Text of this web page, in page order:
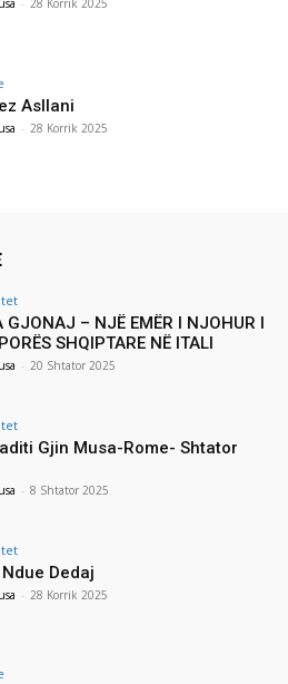
- 28 Korrik 2025
Asllani
- 28 Korrik 2025
GJONAJ – NJË EMËR I NJOHUR I
SHQIPTARE NË ITALI
- 20 Shtator 2025
Gjin Musa-Rome- Shtator
- 8 Shtator 2025
Dedaj
- 28 Korrik 2025